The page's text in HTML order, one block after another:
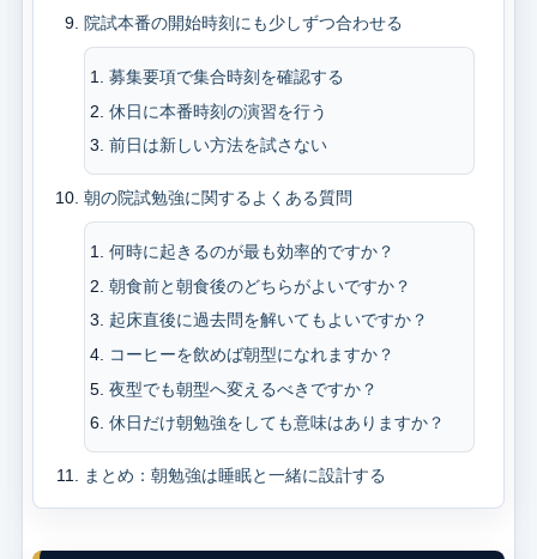
院試本番の開始時刻にも少しずつ合わせる
募集要項で集合時刻を確認する
休日に本番時刻の演習を行う
前日は新しい方法を試さない
朝の院試勉強に関するよくある質問
何時に起きるのが最も効率的ですか？
朝食前と朝食後のどちらがよいですか？
起床直後に過去問を解いてもよいですか？
コーヒーを飲めば朝型になれますか？
夜型でも朝型へ変えるべきですか？
休日だけ朝勉強をしても意味はありますか？
まとめ：朝勉強は睡眠と一緒に設計する